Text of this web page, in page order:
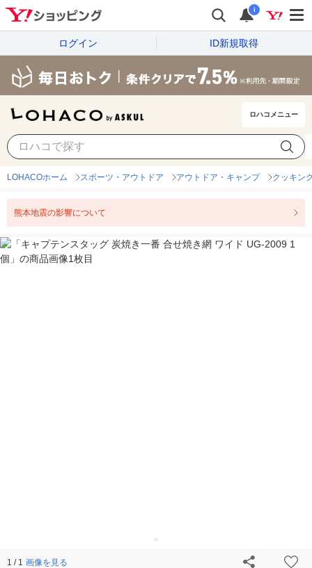
i
ログイン ID新規取得
ロハコメニュー
LOHACOホーム スポーツ・アウトドア アウトドア・キャンプ クッキン
熊本地震の影響について
1 / 1 画像を見る